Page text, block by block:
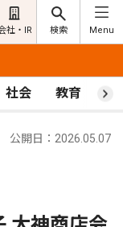
社・IR 検索 Menu
社会 教育 ス
公開日：2026.05.07